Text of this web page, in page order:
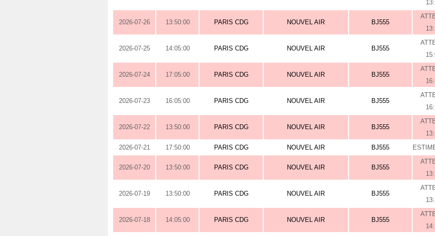
2026-07-26 13:50:00 PARIS CDG NOUVEL AIR BJ555
2026-07-25 14:05:00 PARIS CDG NOUVEL AIR BJ555
2026-07-24 17:05:00 PARIS CDG NOUVEL AIR BJ555
2026-07-23 16:05:00 PARIS CDG NOUVEL AIR BJ555
2026-07-22 13:50:00 PARIS CDG NOUVEL AIR BJ555
2026-07-21
17:50:00 PARIS CDG NOUVEL AIR BJ555
2026-07-20 13:50:00 PARIS CDG NOUVEL AIR BJ555
2026-07-19 13:50:00 PARIS CDG NOUVEL AIR BJ555
2026-07-18 14:05:00 PARIS CDG NOUVEL AIR BJ555